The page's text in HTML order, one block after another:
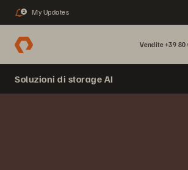
2 My Updates
Vendite +39 80
Soluzioni di storage AI